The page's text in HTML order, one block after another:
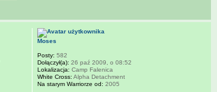
Moses
Posty: 582
Dołączył(a): 26 paź 2009, o 08:52
Lokalizacja: Camp Falenica
White Cross: Alpha Detachment
Na starym Warriorze od: 2005